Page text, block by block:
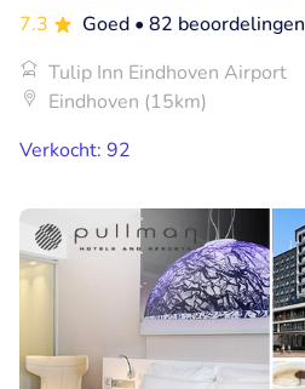
7.3 Goed • 82 beoordelingen
Tulip Inn Eindhoven Airport
Eindhoven (15km)
Verkocht: 92